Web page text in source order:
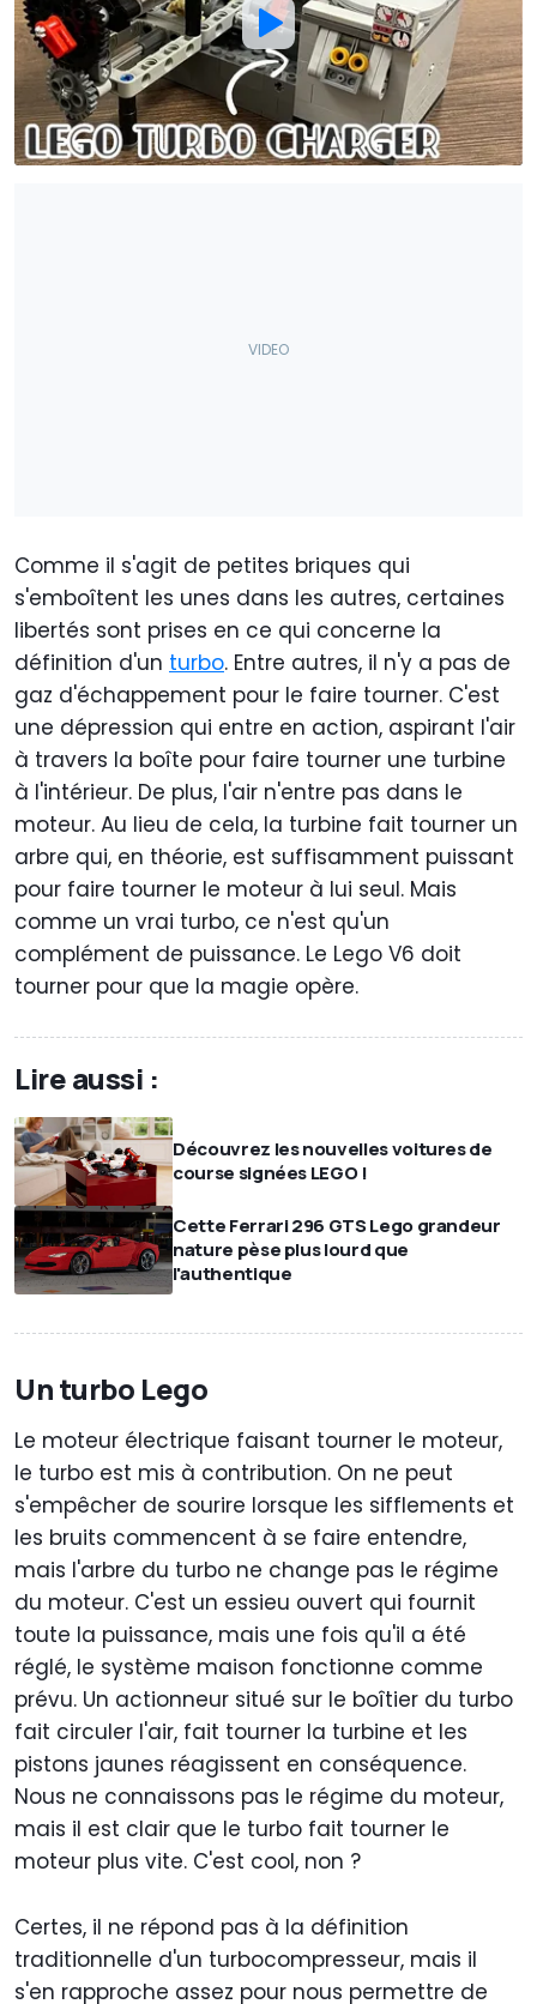
Comme il s'agit de petites briques qui
s'emboîtent les unes dans les autres, certaines
libertés sont prises en ce qui concerne la
définition d'un turbo. Entre autres, il n'y a pas de
gaz d'échappement pour le faire tourner. C'est
une dépression qui entre en action, aspirant l'air
à travers la boîte pour faire tourner une turbine
à l'intérieur. De plus, l'air n'entre pas dans le
moteur. Au lieu de cela, la turbine fait tourner un
arbre qui, en théorie, est suffisamment puissant
pour faire tourner le moteur à lui seul. Mais
comme un vrai turbo, ce n'est qu'un
complément de puissance. Le Lego V6 doit
tourner pour que la magie opère.
Lire aussi :
Découvrez les nouvelles voitures de
course signées LEGO !
Cette Ferrari 296 GTS Lego grandeur
nature pèse plus lourd que
l'authentique
Un turbo Lego
Le moteur électrique faisant tourner le moteur,
le turbo est mis à contribution. On ne peut
s'empêcher de sourire lorsque les sifflements et
les bruits commencent à se faire entendre,
mais l'arbre du turbo ne change pas le régime
du moteur. C'est un essieu ouvert qui fournit
toute la puissance, mais une fois qu'il a été
réglé, le système maison fonctionne comme
prévu. Un actionneur situé sur le boîtier du turbo
fait circuler l'air, fait tourner la turbine et les
pistons jaunes réagissent en conséquence.
Nous ne connaissons pas le régime du moteur,
mais il est clair que le turbo fait tourner le
moteur plus vite. C'est cool, non ?
Certes, il ne répond pas à la définition
traditionnelle d'un turbocompresseur, mais il
s'en rapproche assez pour nous permettre de